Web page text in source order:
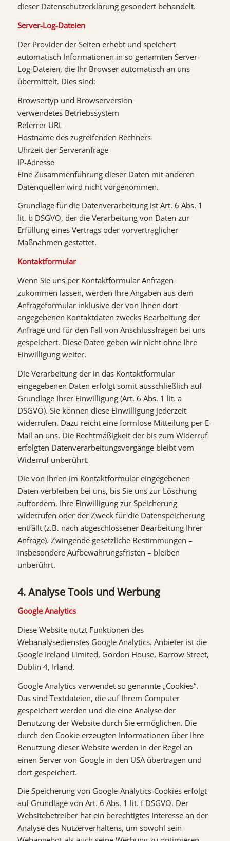
dieser Datenschutzerklärung gesondert behandelt.
Server-Log-Dateien
Der Provider der Seiten erhebt und speichert
automatisch Informationen in so genannten Server-
Log-Dateien, die Ihr Browser automatisch an uns
übermittelt. Dies sind:
Browsertyp und Browserversion
verwendetes Betriebssystem
Referrer URL
Hostname des zugreifenden Rechners
Uhrzeit der Serveranfrage
IP-Adresse
Eine Zusammenführung dieser Daten mit anderen
Datenquellen wird nicht vorgenommen.
Grundlage für die Datenverarbeitung ist Art. 6 Abs. 1
lit. b DSGVO, der die Verarbeitung von Daten zur
Erfüllung eines Vertrags oder vorvertraglicher
Maßnahmen gestattet.
Kontaktformular
Wenn Sie uns per Kontaktformular Anfragen
zukommen lassen, werden Ihre Angaben aus dem
Anfrageformular inklusive der von Ihnen dort
angegebenen Kontaktdaten zwecks Bearbeitung der
Anfrage und für den Fall von Anschlussfragen bei uns
gespeichert. Diese Daten geben wir nicht ohne Ihre
Einwilligung weiter.
Die Verarbeitung der in das Kontaktformular
eingegebenen Daten erfolgt somit ausschließlich auf
Grundlage Ihrer Einwilligung (Art. 6 Abs. 1 lit. a
DSGVO). Sie können diese Einwilligung jederzeit
widerrufen. Dazu reicht eine formlose Mitteilung per E-
Mail an uns. Die Rechtmäßigkeit der bis zum Widerruf
erfolgten Datenverarbeitungsvorgänge bleibt vom
Widerruf unberührt.
Die von Ihnen im Kontaktformular eingegebenen
Daten verbleiben bei uns, bis Sie uns zur Löschung
auffordern, Ihre Einwilligung zur Speicherung
widerrufen oder der Zweck für die Datenspeicherung
entfällt (z.B. nach abgeschlossener Bearbeitung Ihrer
Anfrage). Zwingende gesetzliche Bestimmungen –
insbesondere Aufbewahrungsfristen – bleiben
unberührt.
4. Analyse Tools und Werbung
Google Analytics
Diese Website nutzt Funktionen des
Webanalysedienstes Google Analytics. Anbieter ist die
Google Ireland Limited, Gordon House, Barrow Street,
Dublin 4, Irland.
Google Analytics verwendet so genannte „Cookies“.
Das sind Textdateien, die auf Ihrem Computer
gespeichert werden und die eine Analyse der
Benutzung der Website durch Sie ermöglichen. Die
durch den Cookie erzeugten Informationen über Ihre
Benutzung dieser Website werden in der Regel an
einen Server von Google in den USA übertragen und
dort gespeichert.
Die Speicherung von Google-Analytics-Cookies erfolgt
auf Grundlage von Art. 6 Abs. 1 lit. f DSGVO. Der
Websitebetreiber hat ein berechtigtes Interesse an der
Analyse des Nutzerverhaltens, um sowohl sein